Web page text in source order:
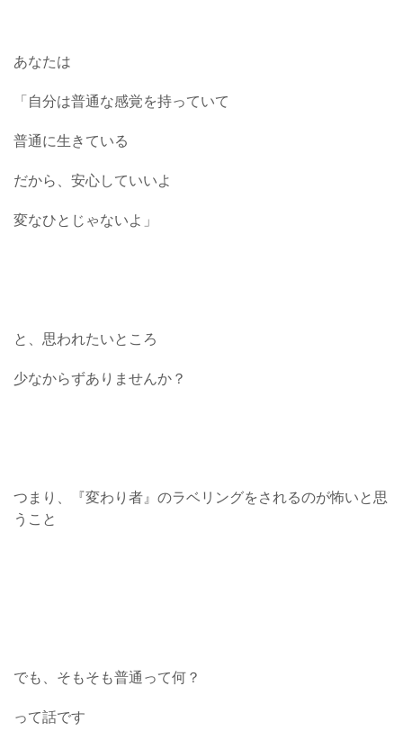
あなたは
「自分は普通な感覚を持っていて
普通に生きている
だから、安心していいよ
変なひとじゃないよ」
と、思われたいところ
少なからずありませんか？
つまり、『変わり者』のラベリングをされるのが怖いと思
うこと
でも、そもそも普通って何？
って話です